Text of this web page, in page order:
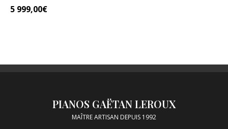
5 999,00€
PIANOS GAËTAN LEROUX
MAÎTRE ARTISAN DEPUIS 1992